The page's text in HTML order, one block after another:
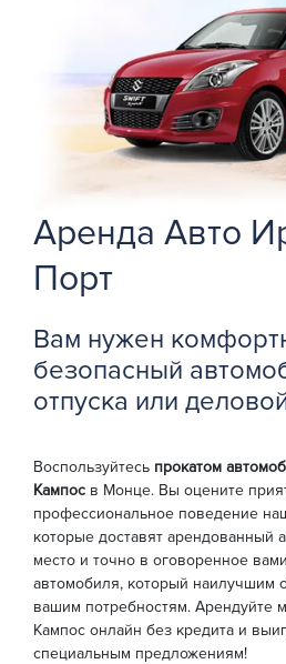
Аренда Авто
Порт
Вам нужен
безопасный
отпуска или
Воспользуйтесь прокатом
Кампос в Монце. Вы оцените
профессиональное поведение
которые доставят арендованный
место и точно в оговоренное
автомобиля, который наилучшим
вашим потребностям. Арендуйте
Кампос онлайн без кредита и
специальным предложениям!